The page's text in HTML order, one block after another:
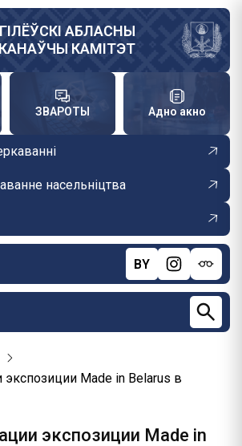
АБЛАСНЫ
КАМІТЭТ
ЗВАРОТЫ Адно акно
насельніцтва
BY
экспозиции Made in Belarus в
экспозиции Made in